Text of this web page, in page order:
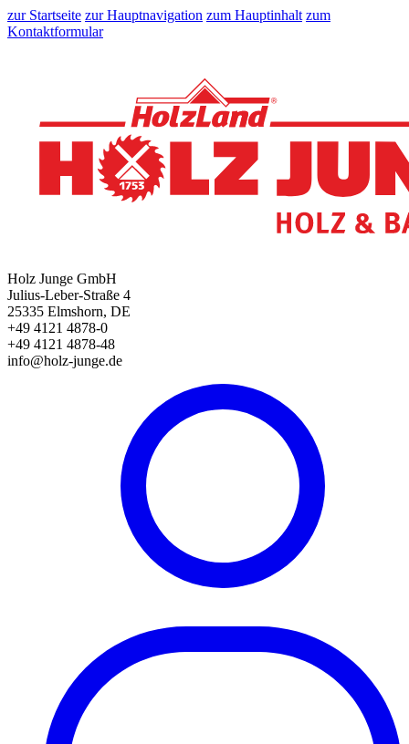
zur Startseite zur Hauptnavigation zum Hauptinhalt zum
Kontaktformular
Holz Junge GmbH
Julius-Leber-Straße 4
25335 Elmshorn, DE
+49 4121 4878-0
+49 4121 4878-48
info@holz-junge.de